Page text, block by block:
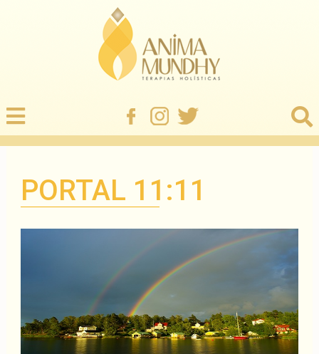
PORTAL 11:11